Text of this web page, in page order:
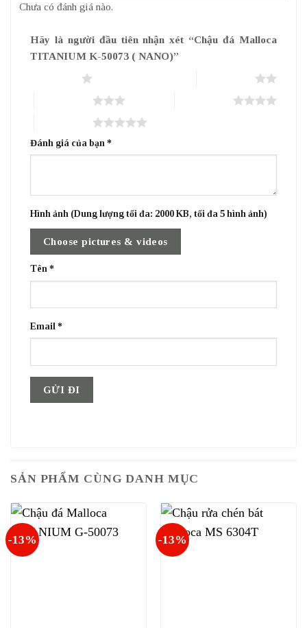
Chưa có đánh giá nào.
Hãy là người đầu tiên nhận xét “Chậu đá Malloca
TITANIUM K-50073 ( NANO)”
Đánh giá của bạn *
Hình ảnh (Dung lượng tối đa: 2000 KB, tối đa 5 hình ảnh)
Choose pictures & videos
Tên *
Email *
SẢN PHẨM CÙNG DANH MỤC
-13% -13%